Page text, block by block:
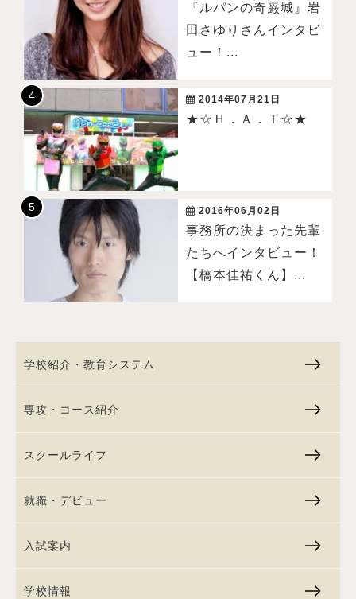
『ルパンの奇巌城』岩
田さゆりさんインタビ
ュー！...
2014年07月21日
★☆Ｈ．Ａ．Ｔ☆★
2016年06月02日
事務所の決まった先輩
たちへインタビュー！
【橋本佳祐くん】...
学校紹介・教育システム
専攻・コース紹介
スクールライフ
就職・デビュー
入試案内
学校情報